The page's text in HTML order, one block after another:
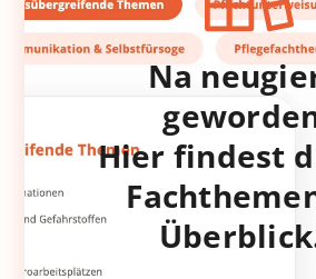
Na
Hier findest